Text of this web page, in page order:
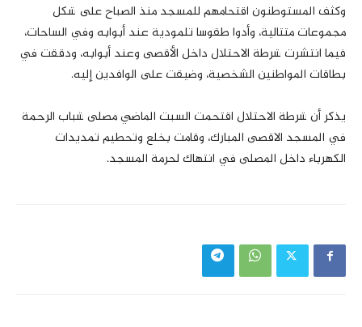
وكثف المستوطنون اقتحامهم للمسجد منذ الصباح على شكل
مجموعات متتالية، وأدوا طقوسا تلمودية عند أبوابه وفي الساحات،
فيما انتشرت شرطة الاحتلال داخل الأقصى وعند أبوابه، ودققت في
بطاقات المواطنين الشخصية، وضيقت على الوافدين إليه.
يذكر أن شرطة الاحتلال اقتحمت السبت الماضي مصلى شباب الرحمة
في المسجد الاقصى المبارك، وقامت بخلع وتحطيم تمديدات
الكهرباء داخل المصلى في انتهاك لحرمة المسجد.